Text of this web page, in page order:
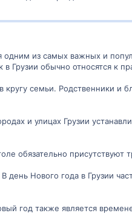
одним из самых важных и
Грузии обычно относятся к
семьи. Родственники и
и улицах Грузии
обязательно
Нового года в Грузии
год также является